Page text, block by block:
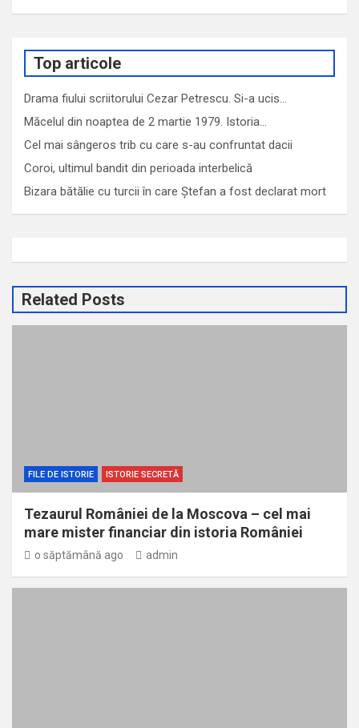
Top articole
Drama fiului scriitorului Cezar Petrescu. Si-a ucis…
Măcelul din noaptea de 2 martie 1979. Istoria…
Cel mai sângeros trib cu care s-au confruntat dacii
Coroi, ultimul bandit din perioada interbelică
Bizara bătălie cu turcii în care Ștefan a fost declarat mort
Related Posts
FILE DE ISTORIE ISTORIE SECRETĂ
Tezaurul României de la Moscova – cel mai
mare mister financiar din istoria României
o săptămână ago admin